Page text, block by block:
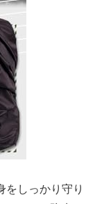
をしっかり守り